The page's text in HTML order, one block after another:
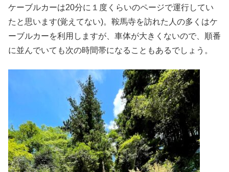
ケーブルカーは20分に１度くらいのページで運行してい
たと思います(覚えてない)。鞍馬寺を訪れた人の多くはケ
ーブルカーを利用しますが、車体が大きくないので、順番
に並んでいても次の時間帯になることもあるでしょう。